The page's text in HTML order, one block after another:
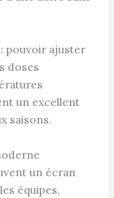
pouvoir ajuster
doses
un excellent
saisons.
un écran
équipes,